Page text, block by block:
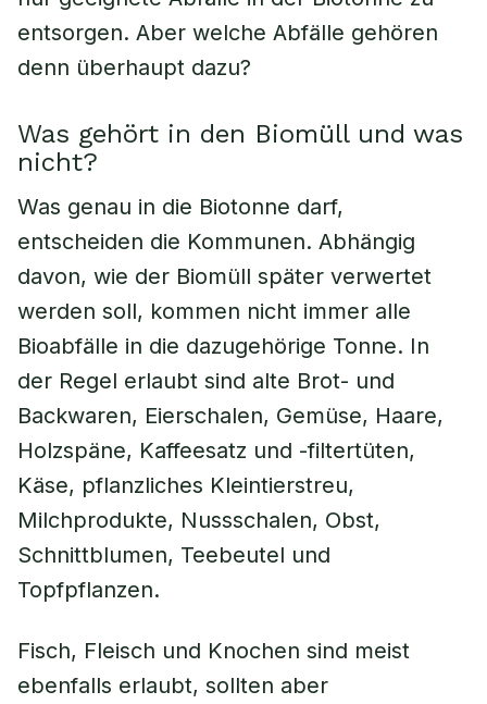
entsorgen. Aber welche Abfälle gehören
denn überhaupt dazu?
Was gehört in den Biomüll und was
nicht?
Was genau in die Biotonne darf,
entscheiden die Kommunen. Abhängig
davon, wie der Biomüll später verwertet
werden soll, kommen nicht immer alle
Bioabfälle in die dazugehörige Tonne. In
der Regel erlaubt sind alte Brot- und
Backwaren, Eierschalen, Gemüse, Haare,
Holzspäne, Kaffeesatz und -filtertüten,
Käse, pflanzliches Kleintierstreu,
Milchprodukte, Nussschalen, Obst,
Schnittblumen, Teebeutel und
Topfpflanzen.
Fisch, Fleisch und Knochen sind meist
ebenfalls erlaubt, sollten aber